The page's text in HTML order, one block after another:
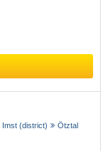
Imst (district) Ötztal